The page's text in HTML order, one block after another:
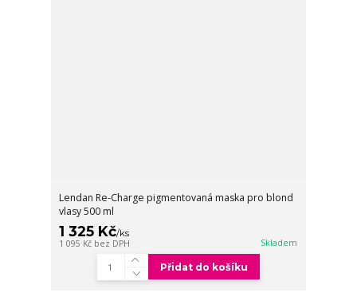
Lendan Re-Charge pigmentovaná maska pro blond
vlasy 500 ml
1 325 Kč/ks
1 095 Kč bez DPH Skladem
Přidat do košíku